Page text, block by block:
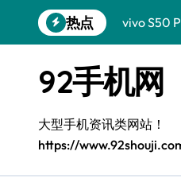
到
热点
vivo S50
三星
三星
S25 Ultra
S24+上手
92手机网
大型手机资讯类网站！
https://